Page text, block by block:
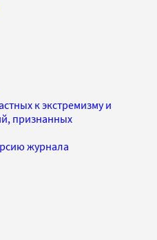
к экстремизму и
признанных
журнала